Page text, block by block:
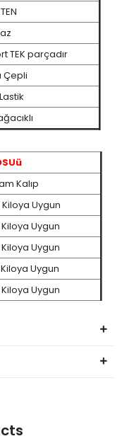
TEK parçadır
Çepli
Kalıp
Uygun
Uygun
Uygun
Uygun
Uygun